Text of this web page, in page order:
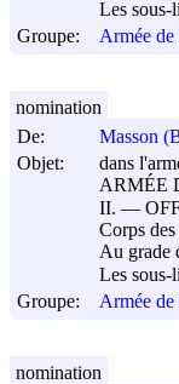
Les sous-
Groupe:
Armée
De:
Masson
Objet:
dans
ARMÉE
II. ―
Corps
Au grade
Les sous-
Groupe:
Armée
nomination
nomination